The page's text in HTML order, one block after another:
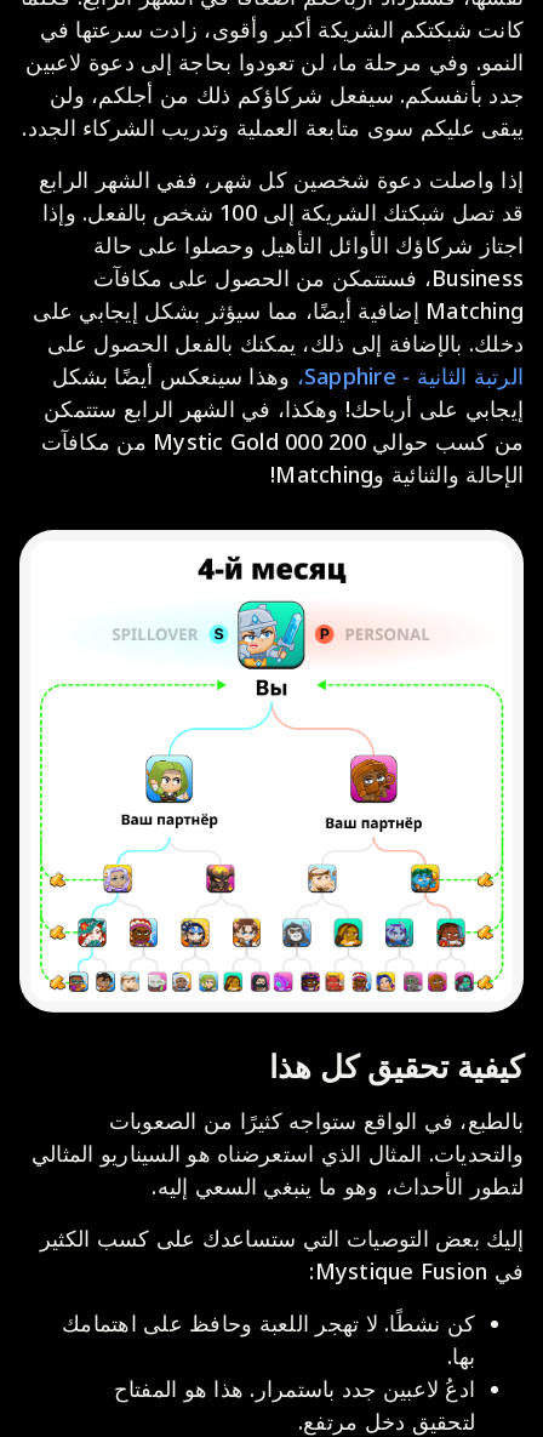
كانت شبكتكم الشريكة أكبر وأقوى، زادت سرعتها في
النمو. وفي مرحلة ما، لن تعودوا بحاجة إلى دعوة لاعبين
جدد بأنفسكم. سيفعل شركاؤكم ذلك من أجلكم، ولن
يبقى عليكم سوى متابعة العملية وتدريب الشركاء الجدد.
إذا واصلت دعوة شخصين كل شهر، ففي الشهر الرابع
قد تصل شبكتك الشريكة إلى 100 شخص بالفعل. وإذا
اجتاز شركاؤك الأوائل التأهيل وحصلوا على حالة
Business، فستتمكن من الحصول على مكافآت
Matching إضافية أيضًا، مما سيؤثر بشكل إيجابي على
دخلك. بالإضافة إلى ذلك، يمكنك بالفعل الحصول على
الرتبة الثانية - Sapphire،
وهذا سينعكس أيضًا بشكل
إيجابي على أرباحك! وهكذا، في الشهر الرابع ستتمكن
من كسب حوالي 200 000 Mystic Gold من مكافآت
الإحالة والثنائية وMatching!
كيفية تحقيق كل هذا
بالطبع، في الواقع ستواجه كثيرًا من الصعوبات
والتحديات. المثال الذي استعرضناه هو السيناريو المثالي
لتطور الأحداث، وهو ما ينبغي السعي إليه.
إليك بعض التوصيات التي ستساعدك على كسب الكثير
في Mystique Fusion:
كن نشطًا. لا تهجر اللعبة وحافظ على اهتمامك
بها.
ادعُ لاعبين جدد باستمرار. هذا هو المفتاح
لتحقيق دخل مرتفع.